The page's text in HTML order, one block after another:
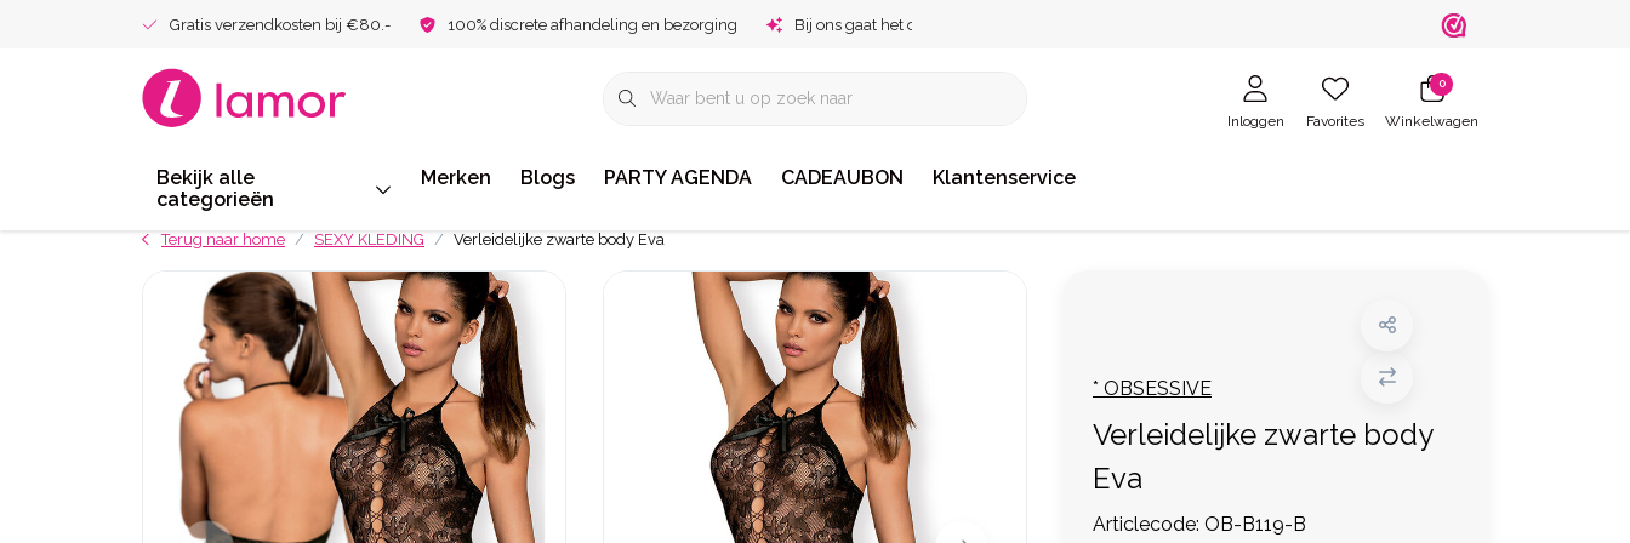
Gratis verzendkosten bij €80.- 100% discrete afhandeling en bezorging Bij ons gaat het om jou!
Inloggen Favorites
0
Winkelwagen
Bekijk alle
categorieën
Merken Blogs PARTY AGENDA CADEAUBON Klantenservice
Terug naar home SEXY KLEDING Verleidelijke zwarte body Eva
* OBSESSIVE
Verleidelijke zwarte body
Eva
Articlecode: OB-B119-B